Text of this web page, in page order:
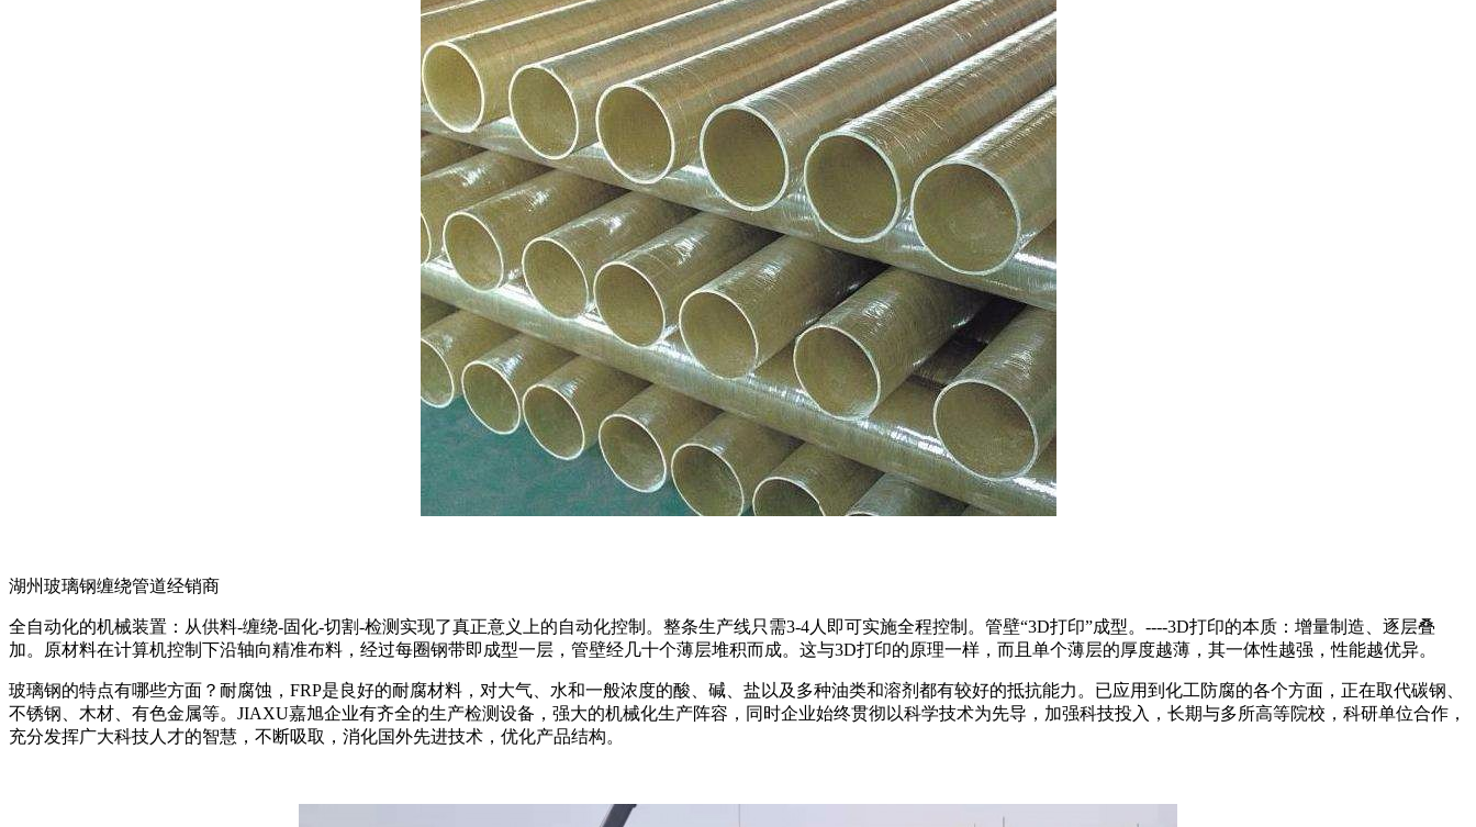
湖州玻璃钢缠绕管道经销商
全自动化的机械装置：从供料-缠绕-固化-切割-检测实现了真正意义上的自动化控制。整条生产线只需3-4人即可实施全程控制。管壁“3D打印”成型。----3D打印的本质：增量制造、逐层叠
加。原材料在计算机控制下沿轴向精准布料，经过每圈钢带即成型一层，管壁经几十个薄层堆积而成。这与3D打印的原理一样，而且单个薄层的厚度越薄，其一体性越强，性能越优异。
玻璃钢的特点有哪些方面？耐腐蚀，FRP是良好的耐腐材料，对大气、水和一般浓度的酸、碱、盐以及多种油类和溶剂都有较好的抵抗能力。已应用到化工防腐的各个方面，正在取代碳钢、
不锈钢、木材、有色金属等。JIAXU嘉旭企业有齐全的生产检测设备，强大的机械化生产阵容，同时企业始终贯彻以科学技术为先导，加强科技投入，长期与多所高等院校，科研单位合作，
充分发挥广大科技人才的智慧，不断吸取，消化国外先进技术，优化产品结构。